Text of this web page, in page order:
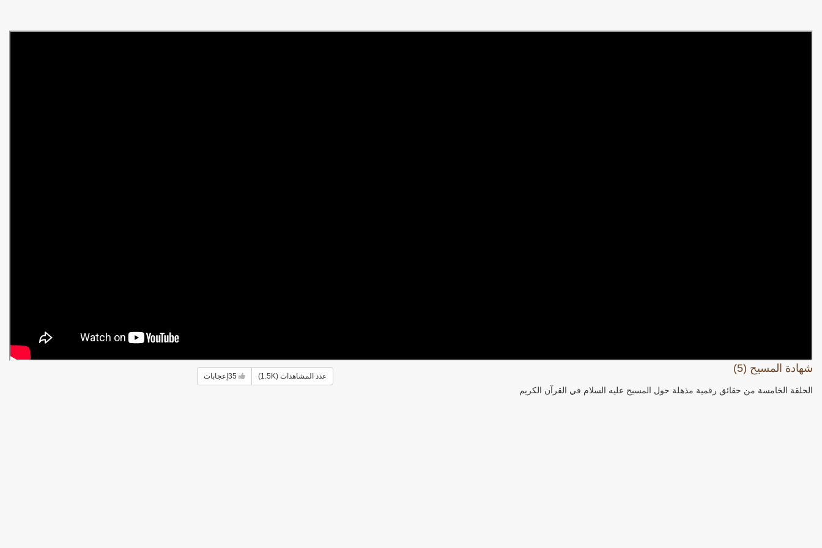
شهادة المسيح (5)
الحلقة الخامسة من حقائق رقمية مذهلة حول المسيح عليه السلام في القرآن الكريم
عدد المشاهدات (1.5K) 35 إعجابات